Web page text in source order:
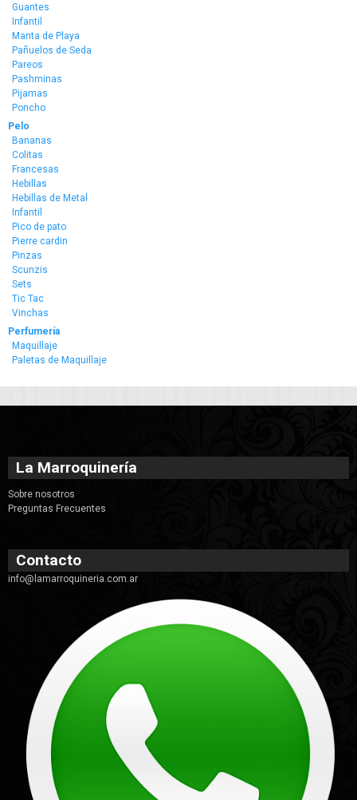
Guantes
Infantil
Manta de Playa
Pañuelos de Seda
Pareos
Pashminas
Pijamas
Poncho
Pelo
Bananas
Colitas
Francesas
Hebillas
Hebillas de Metal
Infantil
Pico de pato
Pierre cardin
Pinzas
Scunzis
Sets
Tic Tac
Vinchas
Perfumería
Maquillaje
Paletas de Maquillaje
La Marroquinería
Sobre nosotros
Preguntas Frecuentes
Contacto
info@lamarroquineria.com.ar